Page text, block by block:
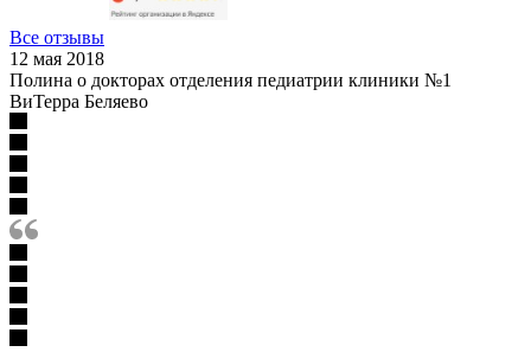
Все отзывы
12 мая 2018
Полина о докторах отделения педиатрии клиники №1
ВиТерра Беляево